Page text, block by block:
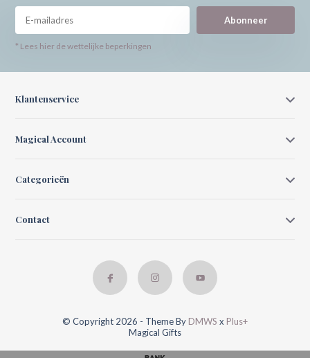
Abonneer
* Lees hier de wettelijke beperkingen
Klantenservice
Magical Account
Categorieën
Contact
© Copyright 2026 - Theme By DMWS x Plus+
Magical Gifts